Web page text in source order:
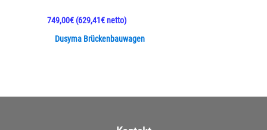
Dusyma Brückenbauwagen
749,00€(629,41€ netto)